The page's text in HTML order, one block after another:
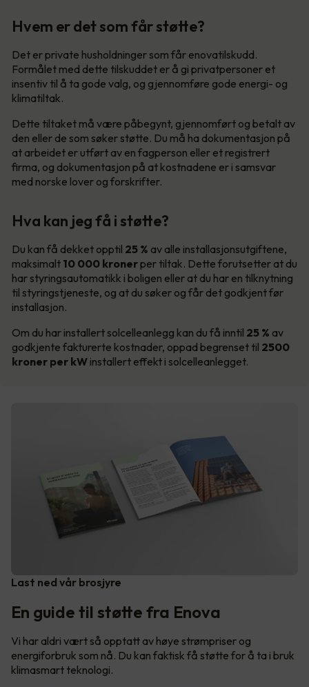
Hvem er det som får støtte?
Det er private husholdninger som får enovatilskudd.
Formålet med dette tilskuddet er å gi privatpersoner et
insentiv til å ta gode valg, og gjennomføre gode energi- og
klimatiltak.
Dette tiltaket må være påbegynt, gjennomført og betalt av
den eller de som søker støtte. Du må ha dokumentasjon på
at arbeidet er utført av en fagperson eller et registrert
firma, og dokumentasjon på at kostnadene er i samsvar
med norske lover og forskrifter.
Hva kan jeg få i støtte?
Du kan få dekket opptil 25 % av alle installasjonsutgiftene,
maksimalt 10 000 kronerper tiltak. Dette forutsetter at du
har styringsautomatikk i boligen eller at du har en tilknytning
til styringstjeneste, og at du søker og får det godkjent før
installasjon.
Om du har installert solcelleanlegg kan du få inntil 25 % av
godkjente fakturerte kostnader, oppad begrenset til 2500
kroner per kW installert effekt i solcelleanlegget.
Last ned vår brosjyre
En guide til støtte fra Enova
Vi har aldri vært så opptatt av høye strømpriser og
energiforbruk som nå. Du kan faktisk få støtte for å ta i bruk
klimasmart teknologi.